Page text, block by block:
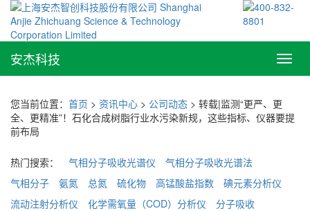
安杰科技
您当前位置： 首页 > 资讯中心 > 公司动态 > 转载|监测“更严、更
全、更精准”！石化合成树脂行业水污染新规，这些指标、仪器要提
前布局
热门搜索： 气相分子吸收光谱仪
气相分子吸收光谱法
气相分子
氨氮 总氮 硫化物 高锰酸盐指数
碘元素分析仪
流动注射分析仪
化学需氧量（COD）分析仪
分子吸收